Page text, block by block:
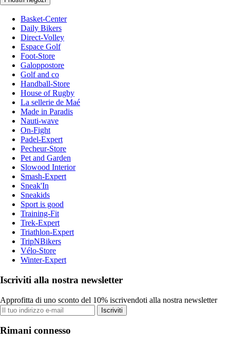
Basket-Center
Daily Bikers
Direct-Volley
Espace Golf
Foot-Store
Galoppostore
Golf and co
Handball-Store
House of Rugby
La sellerie de Maé
Made in Paradis
Nauti-wave
On-Fight
Padel-Expert
Pecheur-Store
Pet and Garden
Slowood Interior
Smash-Expert
Sneak'In
Sneakids
Sport is good
Training-Fit
Trek-Expert
Triathlon-Expert
TripNBikers
Vélo-Store
Winter-Expert
Iscriviti alla nostra newsletter
Approfitta di uno sconto del 10% iscrivendoti alla nostra newsletter
Iscriviti
Rimani connesso